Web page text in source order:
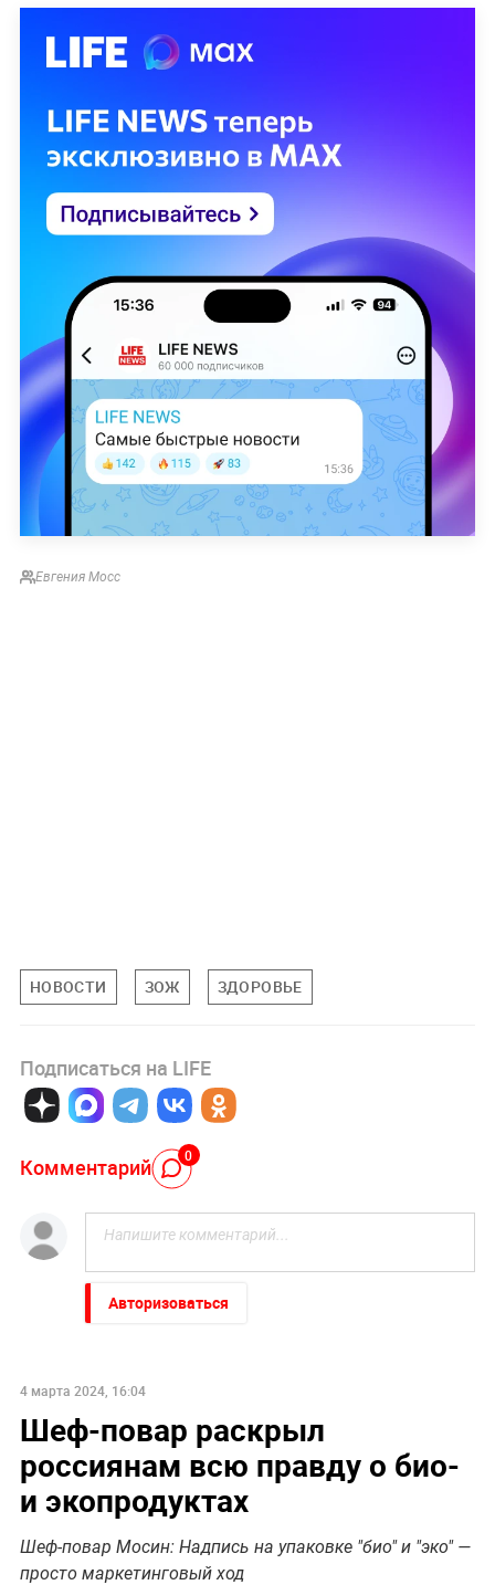
Евгения Мосс
НОВОСТИ ЗОЖ ЗДОРОВЬЕ
Подписаться на LIFE
Комментарий 0
Авторизоваться
4 марта 2024, 16:04
Шеф-повар раскрыл
россиянам всю правду о био-
и экопродуктах
Шеф-повар Мосин: Надпись на упаковке "био" и "эко" —
просто маркетинговый ход